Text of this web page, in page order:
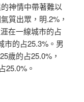
神情中帶著難以
質出眾，明.2%，
在一線城市的占
市的占25.3%。男
歲的占25.0%，
25.0%。